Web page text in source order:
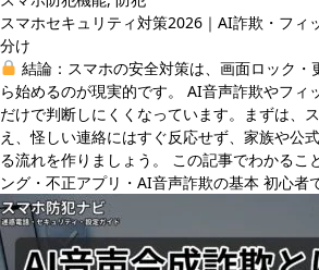
スマホセキュリティ対策2026｜AI詐欺・フィ
分け
結論：スマホの安全対策は、画面ロック・
ら始めるのが現実的です。 AI音声詐欺やフィ
だけで判断しにくくなっています。まずは、
え、怪しい連絡にはすぐ反応せず、家族や公
る流れを作りましょう。 この記事でわかるこ
ング・不正アプリ・AI音声詐欺の基本 初心者